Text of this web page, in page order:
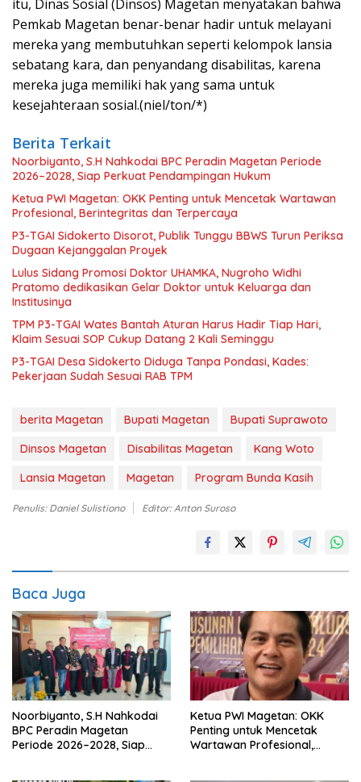
itu, Dinas Sosial (Dinsos) Magetan menyatakan bahwa
Pemkab Magetan benar-benar hadir untuk melayani
mereka yang membutuhkan seperti kelompok lansia
sebatang kara, dan penyandang disabilitas, karena
mereka juga memiliki hak yang sama untuk
kesejahteraan sosial.(niel/ton/*)
Berita Terkait
Noorbiyanto, S.H Nahkodai BPC Peradin Magetan Periode
2026–2028, Siap Perkuat Pendampingan Hukum
Ketua PWI Magetan: OKK Penting untuk Mencetak Wartawan
Profesional, Berintegritas dan Terpercaya
P3-TGAI Sidokerto Disorot, Publik Tunggu BBWS Turun Periksa
Dugaan Kejanggalan Proyek
Lulus Sidang Promosi Doktor UHAMKA, Nugroho Widhi
Pratomo dedikasikan Gelar Doktor untuk Keluarga dan
Institusinya
TPM P3-TGAI Wates Bantah Aturan Harus Hadir Tiap Hari,
Klaim Sesuai SOP Cukup Datang 2 Kali Seminggu
P3-TGAI Desa Sidokerto Diduga Tanpa Pondasi, Kades:
Pekerjaan Sudah Sesuai RAB TPM
berita Magetan Bupati Magetan
Bupati Suprawoto
Dinsos Magetan
Disabilitas Magetan
Kang Woto
Lansia Magetan
Magetan Program Bunda Kasih
Penulis: Daniel Sulistiono Editor: Anton Suroso
Baca Juga
Noorbiyanto, S.H Nahkodai
BPC Peradin Magetan
Periode 2026–2028, Siap
Ketua PWI Magetan: OKK
Penting untuk Mencetak
Wartawan Profesional,